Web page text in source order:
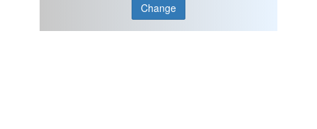
Change